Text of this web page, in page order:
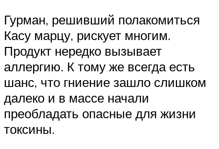
Гурман, решивший полакомиться
Касу марцу, рискует многим.
Продукт нередко вызывает
аллергию. К тому же всегда есть
шанс, что гниение зашло слишком
далеко и в массе начали
преобладать опасные для жизни
токсины.